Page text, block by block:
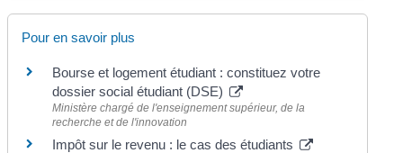
Pour en savoir plus
Bourse et logement étudiant : constituez votre
dossier social étudiant (DSE)
Ministère chargé de l'enseignement supérieur, de la
recherche et de l'innovation
Impôt sur le revenu : le cas des étudiants